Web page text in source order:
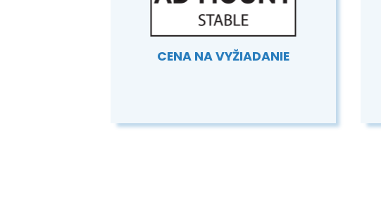
CENA NA VYŽIADANIE